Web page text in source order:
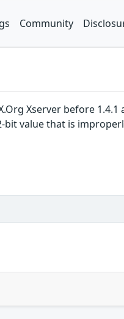
Community
Xserver before
value that is